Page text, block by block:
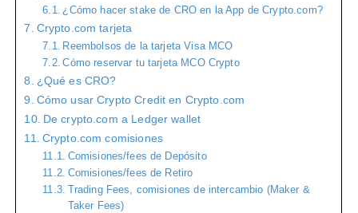
¿Cómo hacer stake de CRO en la App de Crypto.com?
Crypto.com tarjeta
Reembolsos de la tarjeta Visa MCO
Cómo reservar tu tarjeta MCO Crypto
¿Qué es CRO?
Cómo usar Crypto Credit en Crypto.com
De crypto.com a Ledger wallet
Crypto.com comisiones
Comisiones/fees de Depósito
Comisiones/fees de Retiro
Trading Fees, comisiones de intercambio (Maker &
Taker Fees)